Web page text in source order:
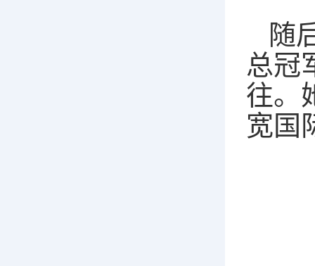
随
总冠
往。
宽国